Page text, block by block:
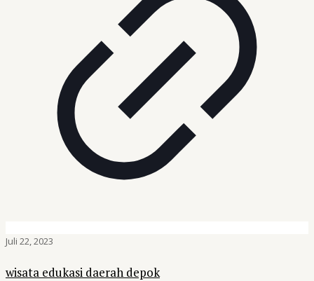
Juli 22, 2023
wisata edukasi daerah depok